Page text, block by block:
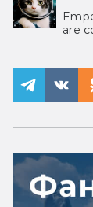
are